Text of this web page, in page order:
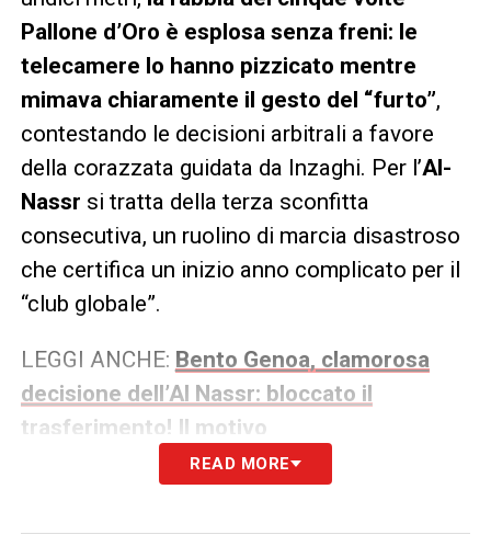
Pallone d’Oro è esplosa senza freni: le
telecamere lo hanno pizzicato mentre
mimava chiaramente il gesto del “furto”,
contestando le decisioni arbitrali a favore
della corazzata guidata da Inzaghi. Per l’Al-
Nassr si tratta della terza sconfitta
consecutiva, un ruolino di marcia disastroso
che certifica un inizio anno complicato per il
“club globale”.
LEGGI ANCHE: Bento Genoa, clamorosa
decisione dell’Al Nassr: bloccato il
trasferimento! Il motivo
READ MORE